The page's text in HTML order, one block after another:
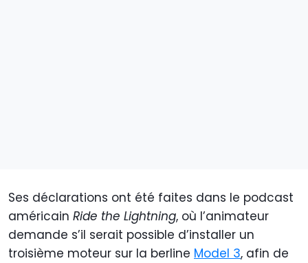
Ses déclarations ont été faites dans le podcast
américain Ride the Lightning, où l’animateur
demande s’il serait possible d’installer un
troisième moteur sur la berline Model 3, afin de